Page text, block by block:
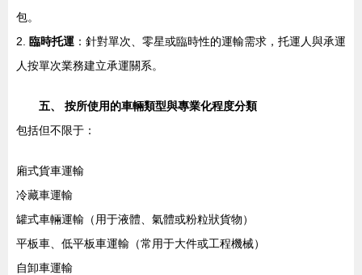
包。
2. 臨時托運 ：針對單次、零星或臨時性的運輸需求，托運人與承運
人按單次業務建立承運關系。
五、 按所使用的車輛類型與專業化程度分類
包括但不限于：
廂式貨車運輸
冷藏車運輸
罐式車輛運輸（用于液體、氣體或粉粒狀貨物）
平板車、低平板車運輸（常用于大件或工程機械）
自卸車運輸